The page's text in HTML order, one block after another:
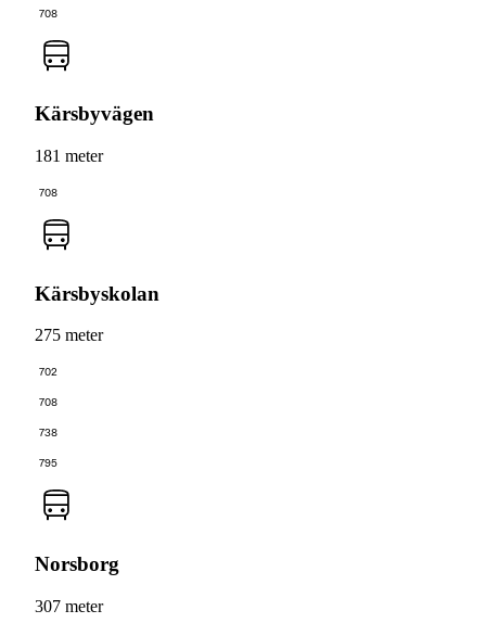
708
Kärsbyvägen
181 meter
708
Kärsbyskolan
275 meter
702
708
738
795
Norsborg
307 meter